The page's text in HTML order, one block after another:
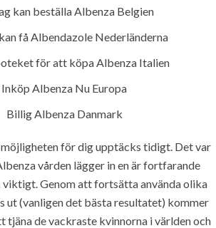
kan beställa Albenza Belgien
få Albendazole Nederländerna
för att köpa Albenza Italien
Inköp Albenza Nu Europa
Billig Albenza Danmark
möjligheten för dig upptäcks tidigt. Det var
vården lägger in en är fortfarande
viktigt. Genom att fortsätta använda olika
ut (vanligen det bästa resultatet) kommer
tjäna de vackraste kvinnorna i världen och
ksa.com
Amberjem Tower-
UAE